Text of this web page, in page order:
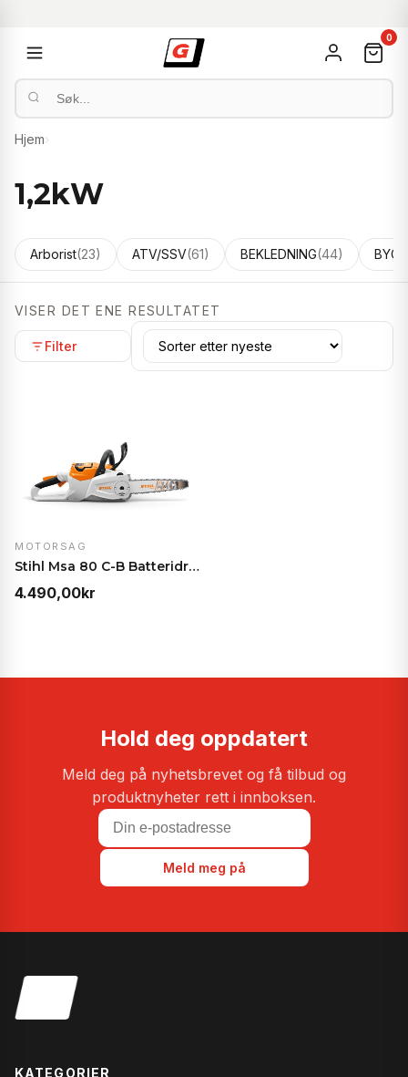
0
Hjem›
1,2kW
Arborist(23) ATV/SSV(61) BEKLEDNING(44)
Filter
VISER DET ENE RESULTATET
MOTORSAG
Stihl Msa 80 C-B Batteridrevet Motorsag
4.490,00kr
Hold deg oppdatert
Meld deg på nyhetsbrevet og få tilbud og
produktnyheter rett i innboksen.
Meld meg på
KATEGORIER